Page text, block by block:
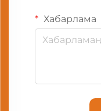
Хабарлама